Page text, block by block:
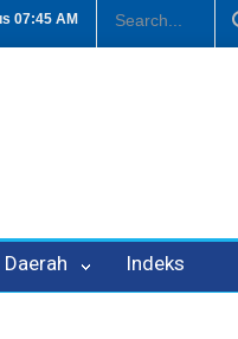
07:45 AMRp1,6 Triliun, Nilai
Daerah Indeks